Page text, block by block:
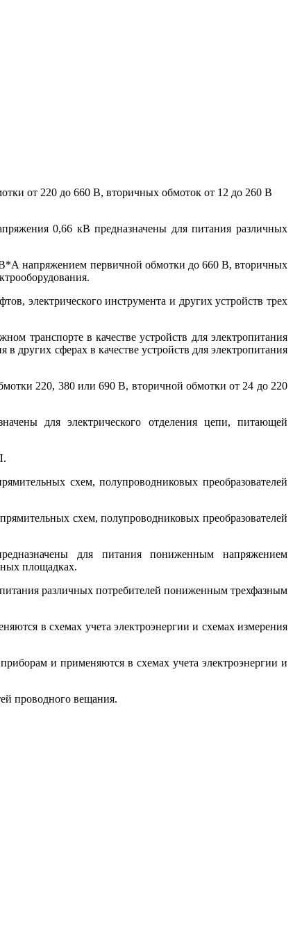
от 220 до 660 В, вторичных обмоток от 12 до 260 В
0,66 кВ предназначены для питания различных
напряжением первичной обмотки до 660 В, вторичных
электрического инструмента и других устройств трех
транспорте в качестве устройств для электропитания
других сферах в качестве устройств для электропитания
220, 380 или 690 В, вторичной обмотки от 24 до 220
для электрического отделения цепи, питающей
схем, полупроводниковых преобразователей
схем, полупроводниковых преобразователей
для питания пониженным напряжением
площадках.
различных потребителей пониженным трехфазным
в схемах учета электроэнергии и схемах измерения
и применяются в схемах учета электроэнергии и
проводного вещания.